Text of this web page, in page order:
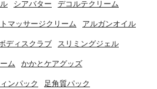
シアバター デコルテクリーム
マッサージクリーム アルガンオイル
ディスクラブ スリミングジェル
ム かかとケアグッズ
ンパック 足角質パック